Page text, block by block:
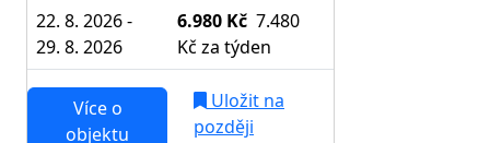
22. 8. 2026 -
29. 8. 2026
6.980 Kč 7.480
Kč za týden
Více o
objektu
Uložit na
později